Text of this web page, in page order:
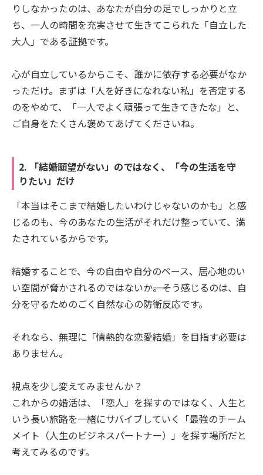
りしなかったのは、あなたが自分の足でしっかりと立
ち、一人の時間を充実させて生きてこられた「自立した
大人」である証拠です。
心が自立しているからこそ、誰かに依存する必要がなか
っただけ。まずは「人を好きになれない私」を否定する
のをやめて、「一人でよく頑張って生きてきたな」と、
ご自身をたくさん褒めてあげてくださいね。
2. 「結婚願望がない」のではなく、「今の生活を守
りたい」だけ
「本当はそこまで結婚したいわけじゃないのかも」と感
じるのも、今のあなたの生活がそれだけ整っていて、満
たされているからです。
結婚することで、今の自由や自分のペース、居心地のい
い空間が脅かされるのではないか――。そう感じるのは、自
分を守るためのごく自然な心の防衛反応です。
それなら、無理に「情熱的な恋愛結婚」を目指す必要は
ありません。
視点を少し変えてみませんか？
これからの婚活は、「恋人」を探すのではなく、人生と
いう長い旅路を一緒にサバイブしていく「最強のチーム
メイト（人生のビジネスパートナー）」を探す場所だと
考えてみるのです。